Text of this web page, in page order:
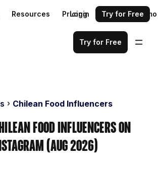
Resources Pricing Request a demo
Login Try for Free
Try for Free
Chilean Food Influencers
Food Influencers on
(Aug 2026)